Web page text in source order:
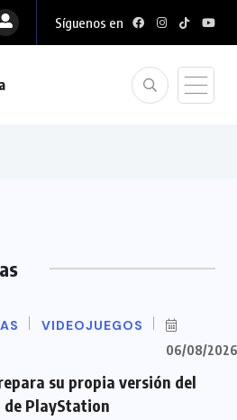
Síguenos en
VIDEOJUEGOS
06/08/2026
su propia versión del
PlayStation